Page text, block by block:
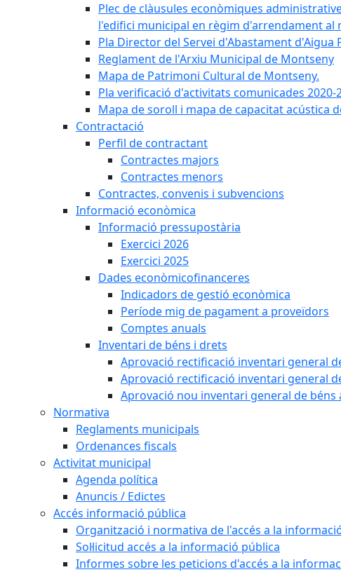
Plec de clàusules econòmiques
l'edifici municipal en règim d'arrendament al
Pla Director del Servei d'Abastament d'Aigua
Reglament de l'Arxiu Municipal de Montseny
Mapa de Patrimoni Cultural de Montseny.
Pla verificació d'activitats comunicades
Mapa de soroll i mapa de capacitat acústica
Contractació
Perfil de contractant
Contractes majors
Contractes menors
Contractes, convenis i subvencions
Informació econòmica
Informació pressupostària
Exercici 2026
Exercici 2025
Dades econòmicofinanceres
Indicadors de gestió econòmica
Període mig de pagament a proveïdors
Comptes anuals
Inventari de béns i drets
Aprovació rectificació inventari general
Aprovació rectificació inventari general
Aprovació nou inventari general de béns
Normativa
Reglaments municipals
Ordenances fiscals
Activitat municipal
Agenda política
Anuncis / Edictes
Accés informació pública
Organització i normativa de l'accés a la
Sol·licitud accés a la informació pública
Informes sobre les peticions d'accés a la